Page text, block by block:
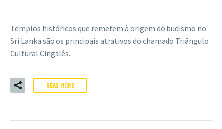
Templos históricos que remetem à origem do budismo no
Sri Lanka são os principais atrativos do chamado Triângulo
Cultural Cingalês.
READ MORE